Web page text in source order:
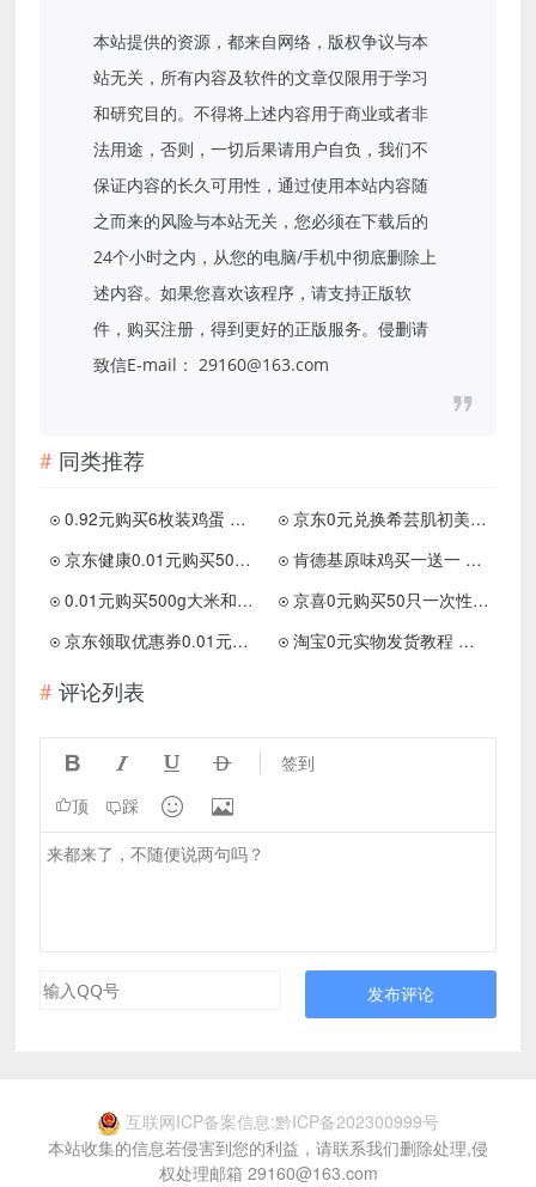
本站提供的资源，都来自网络，版权争议与本
站无关，所有内容及软件的文章仅限用于学习
和研究目的。不得将上述内容用于商业或者非
法用途，否则，一切后果请用户自负，我们不
保证内容的长久可用性，通过使用本站内容随
之而来的风险与本站无关，您必须在下载后的
24个小时之内，从您的电脑/手机中彻底删除上
述内容。如果您喜欢该程序，请支持正版软
件，购买注册，得到更好的正版服务。侵删请
致信E-mail： 29160@163.com
同类推荐
0.92元购买6枚装鸡蛋 先领0.68元优惠卷
京东0元兑换希芸肌初美容液或牙膏
京东健康0.01元购买50只口罩等实物
肯德基原味鸡买一送一 限量100万份
0.01元购买500g大米和50只一次性杯子等
京喜0元购买50只一次性口罩 先领券再下单
京东领取优惠券0.01元购买50只口罩
淘宝0元实物发货教程 这才是薅羊毛！
评论列表
    签到
顶 踩  
发布评论
互联网ICP备案信息:黔ICP备202300999号
本站收集的信息若侵害到您的利益，请联系我们删除处理,侵
权处理邮箱 29160@163.com